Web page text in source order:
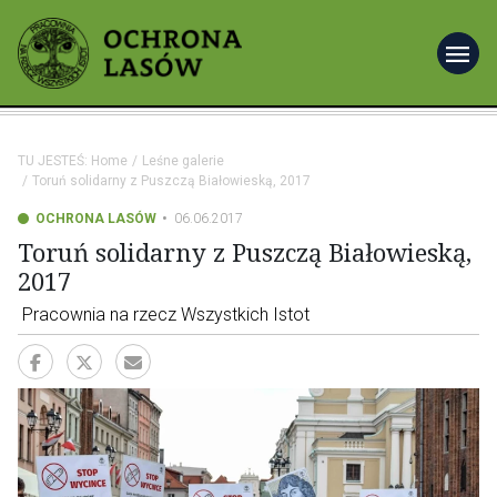
menu
TU JESTEŚ: Home
Leśne galerie
Toruń solidarny z Puszczą Białowieską, 2017
OCHRONA LASÓW 06.06.2017
Toruń solidarny z Puszczą Białowieską,
2017
Pracownia na rzecz Wszystkich Istot